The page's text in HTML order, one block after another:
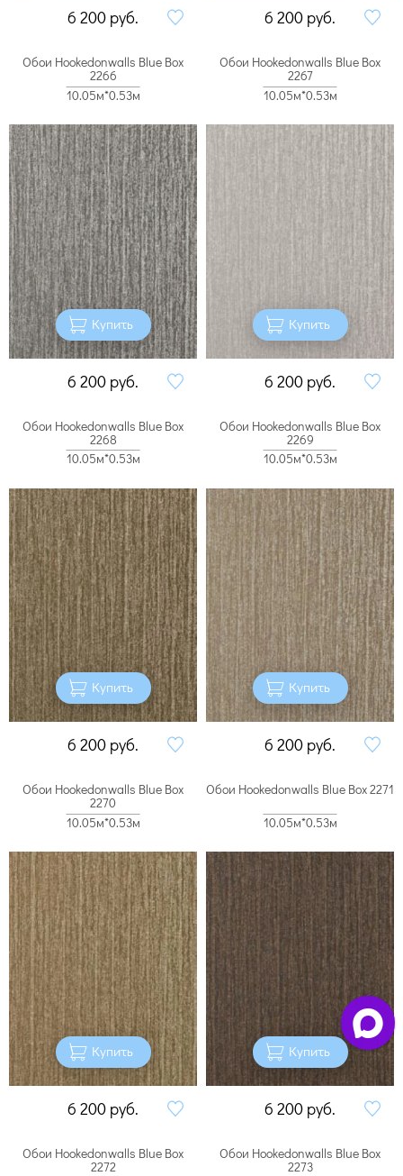
6 200 руб. 6 200 руб.
Обои Hookedonwalls Blue Box
2266
10.05м*0.53м
Купить
6 200 руб.
Обои Hookedonwalls Blue Box
2267
10.05м*0.53м
Купить
6 200 руб.
Обои Hookedonwalls Blue Box
2268
10.05м*0.53м
Купить
6 200 руб.
Обои Hookedonwalls Blue Box
2269
10.05м*0.53м
Купить
6 200 руб.
Обои Hookedonwalls Blue Box
2270
10.05м*0.53м
Купить
6 200 руб.
Обои Hookedonwalls Blue Box 2271
10.05м*0.53м
Купить
6 200 руб.
Обои Hookedonwalls Blue Box
2272
Обои Hookedonwalls Blue Box
2273